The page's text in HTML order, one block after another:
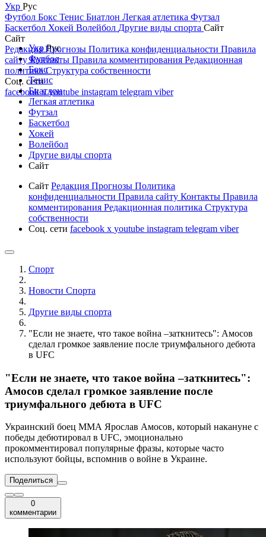
Укр Рус
Футбол Бокс Тенис Биатлон Легкая атлетика Футзал
Баскетбол Хокей Волейбол Другие виды спорта Сайт
Сайт
РедакцияПрогнозы Политика конфиденциальности Правила
сайтуКонтакты Правила комментирования Редакционная
политикаСтруктура собственности
Соц. сети
facebookxyoutube instagram telegram viber
УкрРус
Футбол
Бокс
Тенис
Биатлон
Легкая атлетика
Футзал
Баскетбол
Хокей
Волейбол
Другие виды спорта
Сайт
Сайт Редакция Прогнозы Политика
конфиденциальности Правила сайту Контакты Правила
комментирования Редакционная политика Структура
собственности
Соц. сети facebook x youtube instagram telegram viber
Спорт
Новости Cпорта
Другие виды спорта
"Если не знаете, что такое война –заткнитесь": Амосов
сделал громкое заявление после триумфального дебюта
в UFC
"Если не знаете, что такое война –заткнитесь":
Амосов сделал громкое заявление после
триумфального дебюта в UFC
Украинский боец ММА Ярослав Амосов, который накануне с
победы дебютировал в UFC, эмоционально
прокомментировал популярные фразы, которые часто
используют бойцы, вспомнив о войне в Украине.
Поделиться
0
комментарии